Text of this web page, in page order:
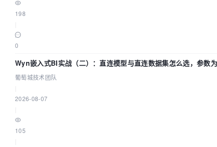
198
0
Wyn嵌入式BI实战（二）：直连模型与直连数据集怎么选，参数
葡萄城技术团队
2026-08-07
105